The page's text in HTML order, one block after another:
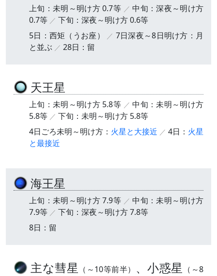
上旬：未明～明け方 0.7等
中旬：深夜～明け方
0.7等
下旬：深夜～明け方 0.6等
5日：西矩（うお座）
7日深夜～8日明け方：月
と並ぶ
28日：留
天王星
上旬：未明～明け方 5.8等
中旬：未明～明け方
5.8等
下旬：未明～明け方 5.8等
4日ごろ未明～明け方： 火星と大接近 4日： 火星
と最接近
海王星
上旬：未明～明け方 7.9等
中旬：未明～明け方
7.9等
下旬：深夜～明け方 7.8等
8日：留
主な彗星 （～10等前半） 、小惑星
（～8